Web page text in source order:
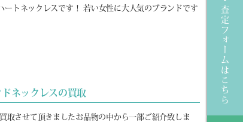
ートネックレスです！ 若い女性に大人気のブランドです
ネックレスの買取
取させて頂きましたお品物の中から一部ご紹介致しま
査定フォームはこちら